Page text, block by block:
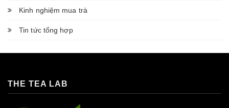
Kinh nghiệm mua trà
Tin tức tổng hợp
THE TEA LAB